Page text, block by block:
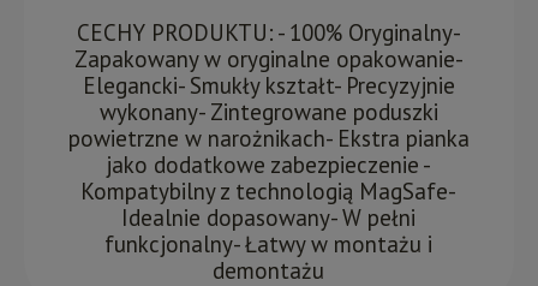
CECHY PRODUKTU: - 100% Oryginalny-
Zapakowany w oryginalne opakowanie-
Elegancki- Smukły kształt- Precyzyjnie
wykonany- Zintegrowane poduszki
powietrzne w narożnikach- Ekstra pianka
jako dodatkowe zabezpieczenie -
Kompatybilny z technologią MagSafe-
Idealnie dopasowany- W pełni
funkcjonalny- Łatwy w montażu i
demontażu